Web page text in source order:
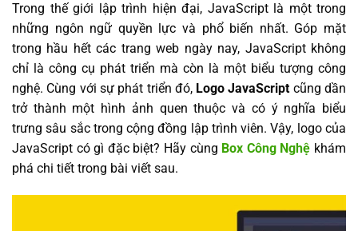
Trong thế giới lập trình hiện đại, JavaScript là một trong
những ngôn ngữ quyền lực và phổ biến nhất. Góp mặt
trong hầu hết các trang web ngày nay, JavaScript không
chỉ là công cụ phát triển mà còn là một biểu tượng công
nghệ. Cùng với sự phát triển đó, Logo JavaScript cũng dần
trở thành một hình ảnh quen thuộc và có ý nghĩa biểu
trưng sâu sắc trong cộng đồng lập trình viên. Vậy, logo của
JavaScript có gì đặc biệt? Hãy cùng Box Công Nghệ khám
phá chi tiết trong bài viết sau.